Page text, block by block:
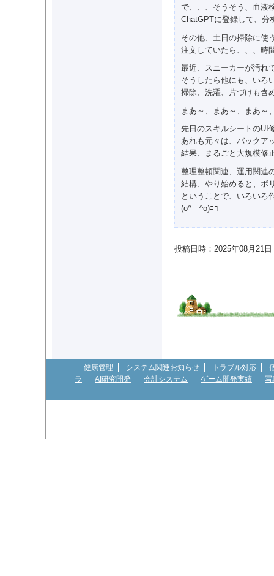
で、、、そうそう、血液
ChatGPTに登録して、分
その他、土日の掃除に使
注文していたら、、、時
最近、スニーカーが汚れ
そうしたら他にも、いろ
掃除、洗濯、片づけも含
まあ～、まあ～、まあ～
先日のスキルシートのUI
あれも元々は、バックア
結果、まるごと大規模修
整理整頓関連、運用関連
結構、やり始めると、ボ
ということで、いろいろ
(o^―^o)ﾆｺ
投稿日時：2025年08月21
健康管理 システム関連お知らせ トラブル対応
ラ
AI研究開発 会計システム ゲーム開発実績 写